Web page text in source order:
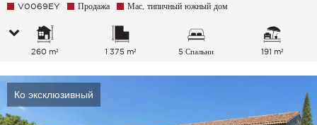
V0069EY Продажа Мас, типичный южный дом
260 m² 1 375 m² 5 Спальни 191 m²
Ко эксклюзивный